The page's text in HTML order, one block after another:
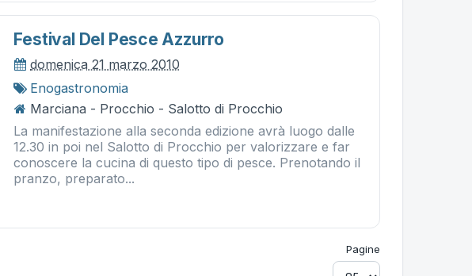
Festival Del Pesce Azzurro
domenica 21 marzo 2010
Enogastronomia
Marciana - Procchio - Salotto di Procchio
La manifestazione alla seconda edizione avrà luogo dalle
12.30 in poi nel Salotto di Procchio per valorizzare e far
conoscere la cucina di questo tipo di pesce. Prenotando il
pranzo, preparato...
Pagine